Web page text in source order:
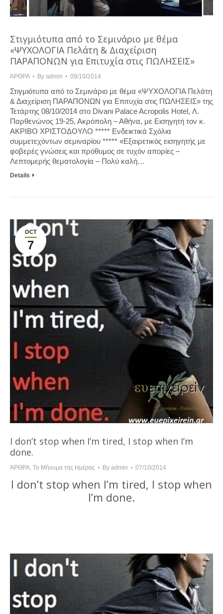
Στιγμιότυπα από το Σεμινάριο με θέμα
«ΨΥΧΟΛΟΓΙΑ Πελάτη & Διαχείριση
ΠΑΡΑΠΟΝΩΝ για Επιτυχία στις ΠΩΛΗΣΕΙΣ»
ΆΡΘΡΑ By admin 09/10/2014
Στιγμιότυπα από το Σεμινάριο με θέμα «ΨΥΧΟΛΟΓΙΑ Πελάτη
& Διαχείριση ΠΑΡΑΠΟΝΩΝ για Επιτυχία στις ΠΩΛΗΣΕΙΣ» της
Τετάρτης 08/10/2014 στο Divani Palace Acropolis Hotel, Λ.
Παρθενώνος 19-25, Ακρόπολη – Αθήνα, με Εισηγητή τον κ.
ΑΚΡΙΒΟ ΧΡΙΣΤΟΔΟΥΛΟ ***** Ενδεικτικά Σχόλια
συμμετεχόντων σεμιναρίου ***** «Εξαιρετικός εισηγητής με
φοβερές γνώσεις και πρόθυμος σε τυχόν απορίες –
Λεπτομερής θεματολογία – Πολύ καλή…
Details
OCT
7
I don’t stop when I’m tired, I stop when I’m
done.
ΆΡΘΡΑ, Το Μήνυμα της Ημέρας By admin 07/10/2014
I don’t stop when I’m tired, I stop when
I’m done.